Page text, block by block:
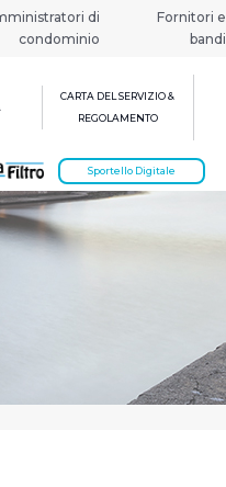
di
condominio
Fornitori e
bandi
CARTA DEL SERVIZIO &
REGOLAMENTO
Sportello Digitale